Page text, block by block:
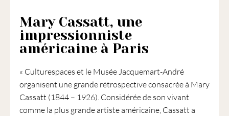
Mary Cassatt, une
impressionniste
américaine à Paris
« Culturespaces et le Musée Jacquemart-André
organisent une grande rétrospective consacrée à Mary
Cassatt (1844 – 1926). Considérée de son vivant
comme la plus grande artiste américaine, Cassatt a